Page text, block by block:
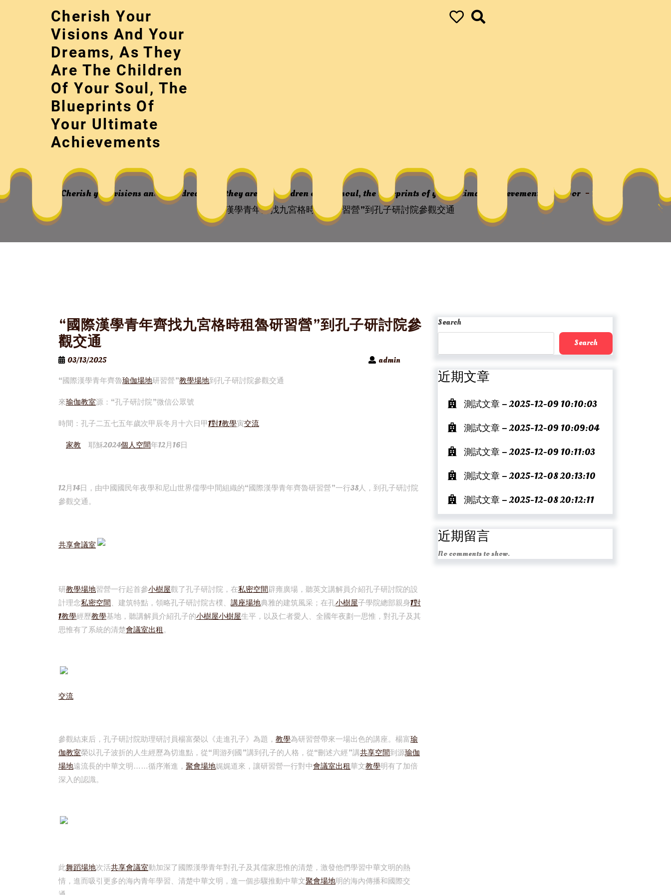
Cherish Your
Visions And Your
Dreams, As They
Are The Children
Of Your Soul, The
Blueprints Of
Your Ultimate
Achievements
“國際漢學青年齊找九宮格時租魯研習營”到孔子研討院參觀
交通
Cherish your visions and your dreams, as they are the children of your soul, the blueprints of your ultimate achievements vapor
際漢學青年齊找九宮格時租魯研習營”到孔子研討院參觀交通
“國際漢學青年齊找九宮格時租魯研習營”到孔子研討院參
觀交通
03/13/2025
admin
“國際漢學青年齊魯瑜伽場地研習營”教學場地到孔子研討院參觀交通
來瑜伽教室源：“孔子研討院”微信公眾號
時間：孔子二五七五年歲次甲辰冬月十六日甲1對1教學寅交流
家教 耶穌2024個人空間年12月16日
12月14日，由中國國民年夜學和尼山世界儒學中間組織的“國際漢學青年齊魯研習營”一行38人，到孔子研討院
參觀交通。
共享會議室
研教學場地習營一行起首參小樹屋觀了孔子研討院，在私密空間辟雍廣場，聽英文講解員介紹孔子研討院的設
計理念私密空間、建筑特點，領略孔子研討院古樸、 講座場地典雅的建筑風采；在孔小樹屋子學院總部親身1對
1教學經歷教學基地，聽講解員介紹孔子的小樹屋小樹屋生平，以及仁者愛人、全國年夜劃一思惟，對孔子及其
思惟有了系統的清楚會議室出租。
交流
參觀結束后，孔子研討院助理研討員楊富榮以《走進孔子》為題， 教學為研習營帶來一場出色的講座。楊富瑜
伽教室榮以孔子波折的人生經歷為切進點，從“周游列國”講到孔子的人格，從“刪述六經”講共享空間到源瑜伽
場地遠流長的中華文明……循序漸進， 聚會場地娓娓道來，讓研習營一行對中會議室出租華文教學明有了加倍
深入的認識。
此舞蹈場地次活共享會議室動加深了國際漢學青年對孔子及其儒家思惟的清楚，激發他們學習中華文明的熱
情，進而吸引更多的海內青年學習、清楚中華文明，進一個步驟推動中華文聚會場地明的海內傳播和國際交
Search
Search
近期文章
測試文章 – 2025-12-09 10:10:03
測試文章 – 2025-12-09 10:09:04
測試文章 – 2025-12-09 10:11:03
測試文章 – 2025-12-08 20:13:10
測試文章 – 2025-12-08 20:12:11
近期留言
No comments to show.